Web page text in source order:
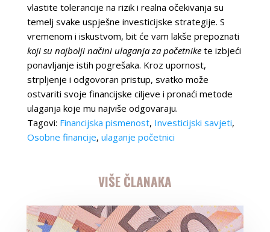
vlastite tolerancije na rizik i realna očekivanja su
temelj svake uspješne investicijske strategije. S
vremenom i iskustvom, bit će vam lakše prepoznati
koji su najbolji načini ulaganja za početnikete izbjeći
ponavljanje istih pogrešaka. Kroz upornost,
strpljenje i odgovoran pristup, svatko može
ostvariti svoje financijske ciljeve i pronaći metode
ulaganja koje mu najviše odgovaraju.
Tagovi: Financijska pismenost, Investicijski savjeti,
Osobne financije, ulaganje početnici
VIŠE ČLANAKA